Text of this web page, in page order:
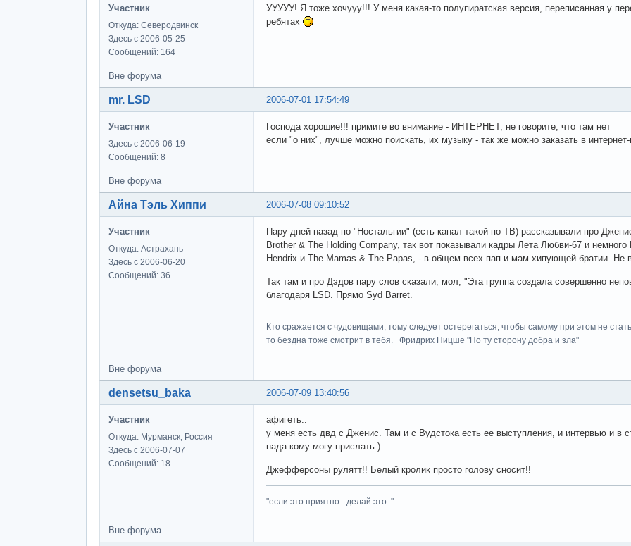
Участник
Откуда: Северодвинск
Здесь с 2006-05-25
Сообщений: 164
УУУУУ! Я тоже хочууу!!! У меня какая-то полупиратская версия, переписанная у
ребятах
Вне форума
2006-07-01 17:54:49
mr. LSD
Участник
Здесь с 2006-06-19
Сообщений: 8
Господа хорошие!!! примите во внимание - ИНТЕРНЕТ, не говорите, что там нет
если "о них", лучше можно поискать, их музыку - так же можно заказать в
Вне форума
2006-07-08 09:10:52
Айна Тэль Хиппи
Участник
Откуда: Астрахань
Здесь с 2006-06-20
Сообщений: 36
Пару дней назад по "Ностальгии" (есть канал такой по ТВ) рассказывали про
Brother & The Holding Company, так вот показывали кадры Лета Любви-67 и
Hendrix и The Mamas & The Papas, - в общем всех пап и мам хипующей братии. Не
Так там и про Дэдов пару слов сказали, мол, "Эта группа создала совершенно
благодаря LSD. Прямо Syd Barret.
Кто сражается с чудовищами, тому следует остерегаться, чтобы самому при этом не
то бездна тоже смотрит в тебя. Фридрих Ницше "По ту сторону добра и зла"
Вне форума
2006-07-09 13:40:56
densetsu_baka
Участник
Откуда: Мурманск, Россия
Здесь с 2006-07-07
Сообщений: 18
афигеть..
у меня есть двд с Дженис. Там и с Вудстока есть ее выступления, и интервью и в
нада кому могу прислать:)
Джефферсоны рулятт!! Белый кролик просто голову сносит!!
"если это приятно - делай это.."
Вне форума